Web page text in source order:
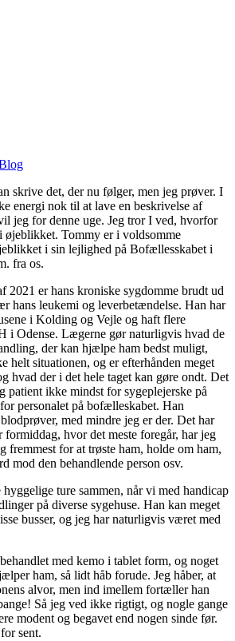
skrive det, der nu følger, men jeg prøver. I
energi nok til at lave en beskrivelse af
jeg for denne uge. Jeg tror I ved, hvorfor
øjeblikket. Tommy er i voldsomme
i sin lejlighed på Bofællesskabet i
fra os.
2021 er hans kroniske sygdomme brudt ud
hans leukemi og leverbetændelse. Han har
i Kolding og Vejle og haft flere
i Odense. Lægerne gør naturligvis hvad de
der kan hjælpe ham bedst muligt,
helt situationen, og er efterhånden meget
hvad der i det hele taget kan gøre ondt. Det
patient ikke mindst for sygeplejerske på
personalet på bofælleskabet. Han
med mindre jeg er der. Det har
hvor det meste foregår, har jeg
fremmest for at trøste ham, holde om ham,
mod den behandlende person osv.
ture sammen, når vi med handicap
på diverse sygehuse. Han kan meget
busser, og jeg har naturligvis været med
med kemo i tablet form, og noget
ham, så lidt håb forude. Jeg håber, at
alvor, men ind imellem fortæller han
Så jeg ved ikke rigtigt, og nogle gange
modent og begavet end nogen sinde før.
sent.